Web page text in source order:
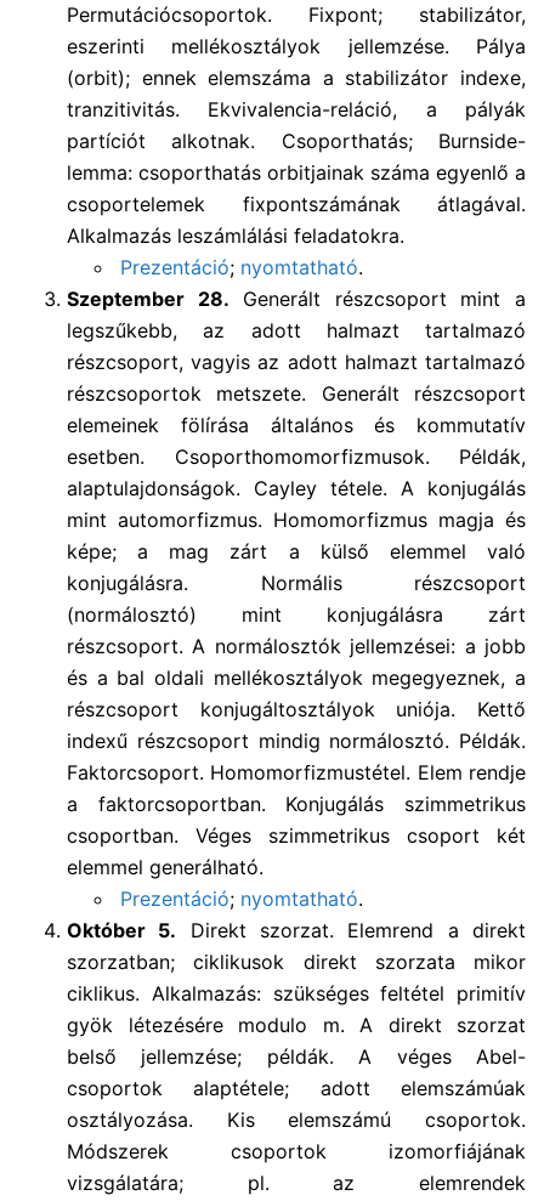
Permutációcsoportok. Fixpont; stabilizátor,
eszerinti mellékosztályok jellemzése. Pálya
(orbit); ennek elemszáma a stabilizátor indexe,
tranzitivitás. Ekvivalencia-reláció, a pályák
partíciót alkotnak. Csoporthatás; Burnside-
lemma: csoporthatás orbitjainak száma egyenlő a
csoportelemek fixpontszámának átlagával.
Alkalmazás leszámlálási feladatokra.
Prezentáció; nyomtatható.
Szeptember 28. Generált részcsoport mint a
legszűkebb, az adott halmazt tartalmazó
részcsoport, vagyis az adott halmazt tartalmazó
részcsoportok metszete. Generált részcsoport
elemeinek fölírása általános és kommutatív
esetben. Csoporthomomorfizmusok. Példák,
alaptulajdonságok. Cayley tétele. A konjugálás
mint automorfizmus. Homomorfizmus magja és
képe; a mag zárt a külső elemmel való
konjugálásra. Normális részcsoport
(normálosztó) mint konjugálásra zárt
részcsoport. A normálosztók jellemzései: a jobb
és a bal oldali mellékosztályok megegyeznek, a
részcsoport konjugáltosztályok uniója. Kettő
indexű részcsoport mindig normálosztó. Példák.
Faktorcsoport. Homomorfizmustétel. Elem rendje
a faktorcsoportban. Konjugálás szimmetrikus
csoportban. Véges szimmetrikus csoport két
elemmel generálható.
Prezentáció; nyomtatható.
Október 5. Direkt szorzat. Elemrend a direkt
szorzatban; ciklikusok direkt szorzata mikor
ciklikus. Alkalmazás: szükséges feltétel primitív
gyök létezésére modulo m. A direkt szorzat
belső jellemzése; példák. A véges Abel-
csoportok alaptétele; adott elemszámúak
osztályozása. Kis elemszámú csoportok.
Módszerek csoportok izomorfiájának
vizsgálatára; pl. az elemrendek